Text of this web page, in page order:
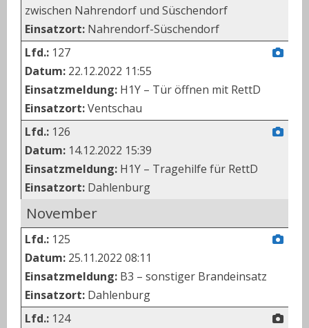
zwischen Nahrendorf und Süschendorf
Einsatzort: Nahrendorf-Süschendorf
Lfd.: 127
Datum: 22.12.2022 11:55
Einsatzmeldung: H1Y – Tür öffnen mit RettD
Einsatzort:Ventschau
Lfd.: 126
Datum: 14.12.2022 15:39
Einsatzmeldung: H1Y – Tragehilfe für RettD
Einsatzort: Dahlenburg
November
Lfd.: 125
Datum: 25.11.2022 08:11
Einsatzmeldung: B3 – sonstiger Brandeinsatz
Einsatzort: Dahlenburg
Lfd.: 124